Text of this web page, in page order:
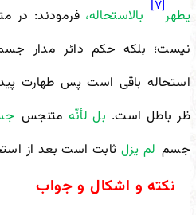
یطهر
[۷]
بالاستحاله، فرمودند: در
نیست؛ بلکه حکم دائر مدار
استحاله باقی است پس طهارت
ظر باطل است. بل لأنّهمتنجس
جسم لم یزل ثابت است بعد از
نکته و اشکال و جواب